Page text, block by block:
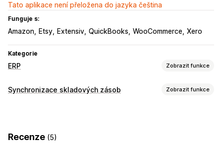
Tato aplikace není přeložena do jazyka čeština
Funguje s:
Amazon Etsy Extensiv QuickBooks WooCommerce Xero
Kategorie
ERP Zobrazit funkce
Zpracování objednávek
Synchronizace objednávek
Synchronizace skladových zásob Zobrazit funkce
Vícekanálová
Recenze (5)